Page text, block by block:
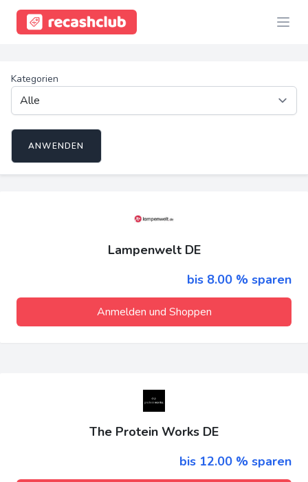
Kategorien
ANWENDEN
Lampenwelt DE
bis 8.00 % sparen
Anmelden und Shoppen
The Protein Works DE
bis 12.00 % sparen